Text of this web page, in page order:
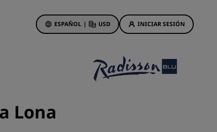
ESPAÑOL | USD INICIAR SESIÓN
Ofertas de hotel
Lona